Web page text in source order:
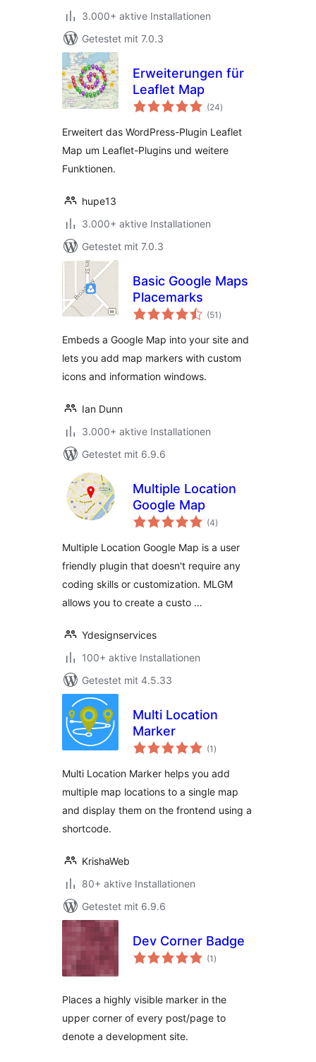
3.000+ aktive Installationen
Getestet mit 7.0.3
Erweiterungen für
Leaflet Map
(24Bewertungen
insgesamt
)
Erweitert das WordPress-Plugin Leaflet
Map um Leaflet-Plugins und weitere
Funktionen.
hupe13
3.000+ aktive Installationen
Getestet mit 7.0.3
Basic Google Maps
Placemarks
(51 Bewertungen
insgesamt
)
Embeds a Google Map into your site and
lets you add map markers with custom
icons and information windows.
Ian Dunn
3.000+ aktive Installationen
Getestet mit 6.9.6
Multiple Location
Google Map
(4Bewertungen
insgesamt
)
Multiple Location Google Map is a user
friendly plugin that doesn't require any
coding skills or customization. MLGM
allows you to create a custo …
Ydesignservices
100+ aktive Installationen
Getestet mit 4.5.33
Multi Location
Marker
(1 Bewertungen
insgesamt
)
Multi Location Marker helps you add
multiple map locations to a single map
and display them on the frontend using a
shortcode.
KrishaWeb
80+ aktive Installationen
Getestet mit 6.9.6
Dev Corner Badge
(1 Bewertungen
insgesamt
)
Places a highly visible marker in the
upper corner of every post/page to
denote a development site.